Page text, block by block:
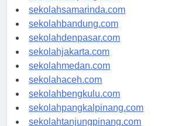
sekolahlampung.com
sekolahsamarinda.com
sekolahbandung.com
sekolahdenpasar.com
sekolahjakarta.com
sekolahmedan.com
sekolahaceh.com
sekolahbengkulu.com
sekolahpangkalpinang.com